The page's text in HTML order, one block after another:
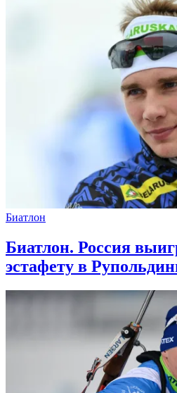
Биатлон
Биатлон. Россия
эстафету в